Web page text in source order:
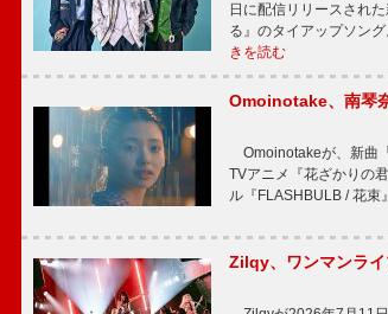
日に配信リリースされ
る』のタイアップソン
きを読む
Omoinotake、南琴
Omoinotakeが、新曲
TVアニメ『花ざかりの
ル『FLASHBULB / 花
Zilqy、ワンマンラ